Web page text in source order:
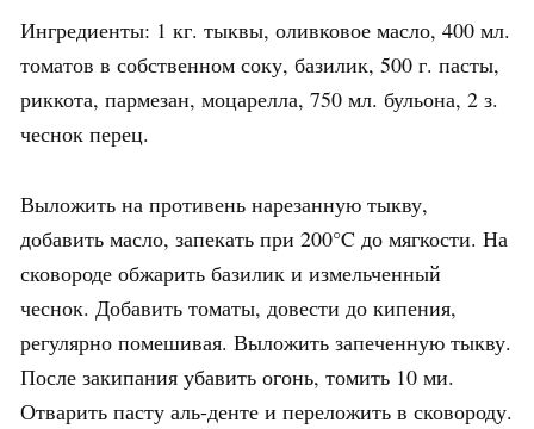
Ингредиенты: 1 кг. тыквы, оливковое масло, 400 мл.
томатов в собственном соку, базилик, 500 г. пасты,
риккота, пармезан, моцарелла, 750 мл. бульона, 2 з.
чеснок перец.
Выложить на противень нарезанную тыкву,
добавить масло, запекать при 200°C до мягкости. На
сковороде обжарить базилик и измельченный
чеснок. Добавить томаты, довести до кипения,
регулярно помешивая. Выложить запеченную тыкву.
После закипания убавить огонь, томить 10 ми.
Отварить пасту аль-денте и переложить в сковороду.